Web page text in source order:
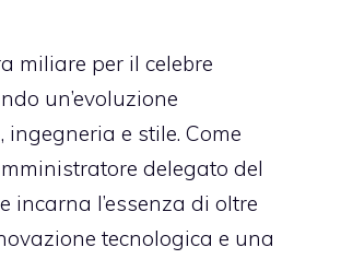
miliare per il celebre
un’evoluzione
e stile. Come
delegato del
incarna l’essenza di oltre
tecnologica e una